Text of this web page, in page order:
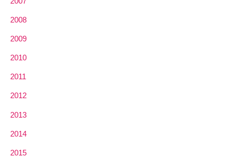
2008
2009
2010
2011
2012
2013
2014
2015